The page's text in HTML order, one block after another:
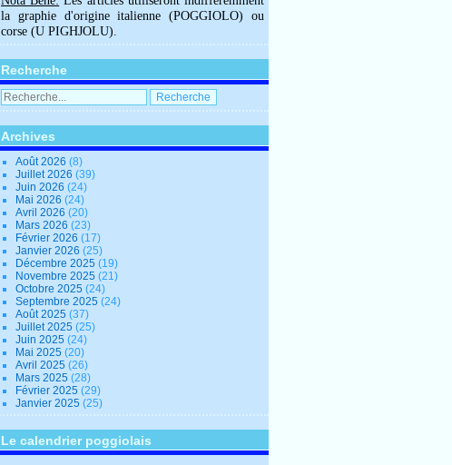
la graphie d'origine italienne (POGGIOLO) ou
corse (U PIGHJOLU).
Recherche
Archives
Août 2026 (8)
Juillet 2026 (39)
Juin 2026 (24)
Mai 2026 (24)
Avril 2026 (20)
Mars 2026 (23)
Février 2026 (17)
Janvier 2026 (25)
Décembre 2025 (19)
Novembre 2025 (21)
Octobre 2025 (24)
Septembre 2025 (24)
Août 2025 (37)
Juillet 2025 (25)
Juin 2025 (24)
Mai 2025 (20)
Avril 2025 (26)
Mars 2025 (28)
Février 2025 (29)
Janvier 2025 (25)
Le calendrier poggiolais